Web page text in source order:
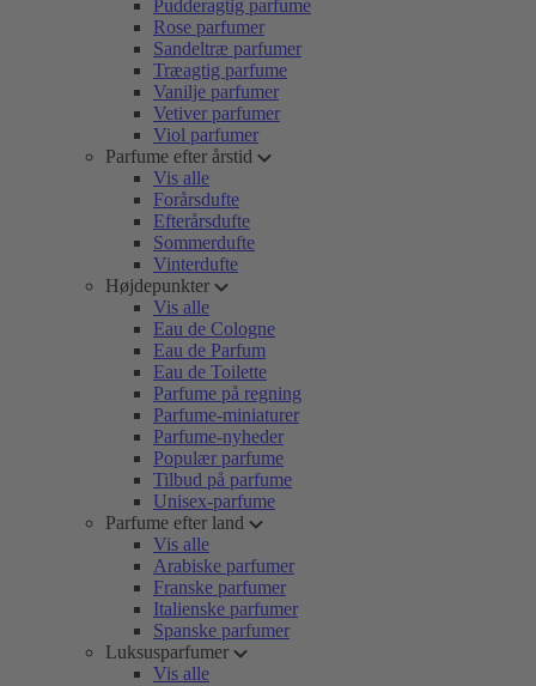
Pudderagtig parfume
Rose parfumer
Sandeltræ parfumer
Træagtig parfume
Vanilje parfumer
Vetiver parfumer
Viol parfumer
Parfume efter årstid
Vis alle
Forårsdufte
Efterårsdufte
Sommerdufte
Vinterdufte
Højdepunkter
Vis alle
Eau de Cologne
Eau de Parfum
Eau de Toilette
Parfume på regning
Parfume-miniaturer
Parfume-nyheder
Populær parfume
Tilbud på parfume
Unisex-parfume
Parfume efter land
Vis alle
Arabiske parfumer
Franske parfumer
Italienske parfumer
Spanske parfumer
Luksusparfumer
Vis alle